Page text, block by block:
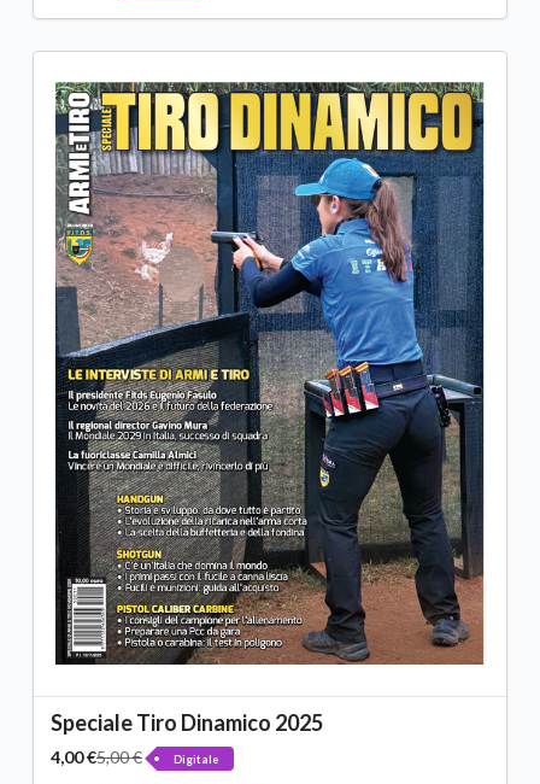
Speciale Tiro Dinamico 2025
4,00 €5,00 € Digitale